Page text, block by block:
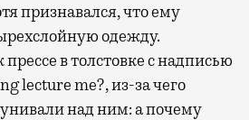
признавался, что ему
одежду.
в толстовке с надписью
lecture me?, из-за чего
над ним: а почему